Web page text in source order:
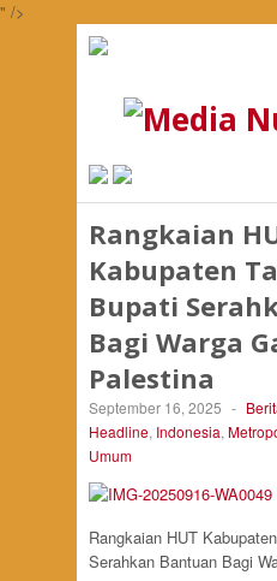
" />
Rangkaian
Kabupaten
Bupati
Bagi Warga
Palestina
September 16, 2025 -
Headline, Indonesia,
Umum
Rangkaian HUT
Serahkan Bantuan Bagi